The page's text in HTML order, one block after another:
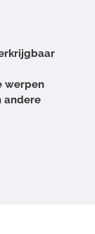
werpen
andere